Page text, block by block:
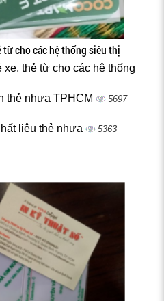
từ cho các hệ thống siêu thị
xe, thẻ từ cho các hệ thống
thẻ nhựa TPHCM 5697
liệu thẻ nhựa 5363